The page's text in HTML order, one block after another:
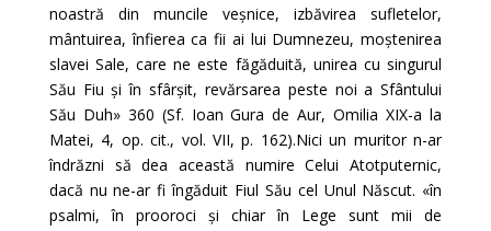
noastră din muncile veșnice, izbăvirea sufletelor,
mântuirea, înfierea ca fii ai lui Dumnezeu, moștenirea
slavei Sale, care ne este făgăduită, unirea cu singurul
Său Fiu și în sfârșit, revărsarea peste noi a Sfântului
Său Duh» 360 (Sf. Ioan Gura de Aur, Omilia XIX-a la
Matei, 4, op. cit., vol. VII, p. 162).Nici un muritor n-ar
îndrăzni să dea această numire Celui Atotputernic,
dacă nu ne-ar fi îngăduit Fiul Său cel Unul Născut. «în
psalmi, în prooroci și chiar în Lege sunt mii de